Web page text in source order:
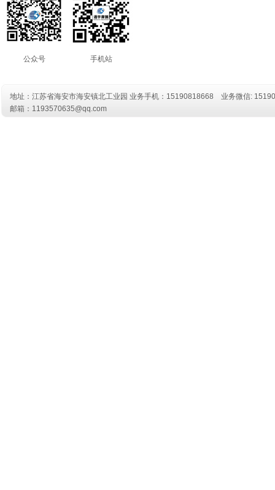
公众号 手机站
地址：江苏省海安市海安镇北工业园 业务手机：15190818668
业务微信:
邮箱：1193570635@qq.com